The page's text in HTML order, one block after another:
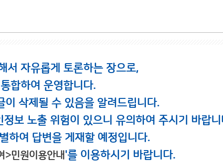
서 자유롭게 토론하는 장으로,
합하여 운영합니다.
삭제될 수 있음을 알려드립니다.
보 노출 위험이 있으니 유의하여 주시기 바랍니
하여 답변을 게재할 예정입니다.
>민원이용안내'를 이용하시기 바랍니다.